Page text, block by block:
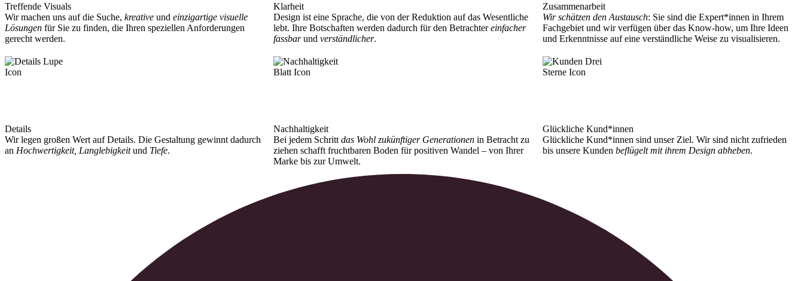
Treffende Visuals
Wir machen uns auf die Suche, kreative und einzigartige visuelle
Lösungen für Sie zu finden, die Ihren speziellen Anforderungen
gerecht werden.
Klarheit
Design ist eine Sprache, die von der Reduktion auf das Wesentliche
lebt. Ihre Botschaften werden dadurch für den Betrachtereinfacher
fassbarund verständlicher.
Zusammen­arbeit
Wir schätzen den Austausch: Sie sind die Expert*innen in Ihrem
Fachgebiet und wir verfügen über das Know-how, um Ihre Ideen
und Erkenntnisse auf eine verständliche Weise zu visualisieren.
Details
Wir legen großen Wert auf Details. Die Gestaltung gewinnt dadurch
an Hoch­wertig­keit, Lang­lebig­keitund Tiefe.
Nach­haltig­keit
Bei jedem Schrittdas Wohl zukünftiger Generationen in Betracht zu
ziehen schafft fruchtbaren Boden für positiven Wandel – von Ihrer
Marke bis zur Umwelt.
Glückliche Kund*innen
Glückliche Kund*innen sind unser Ziel. Wir sind nicht zufrieden
bis unsere Kunden beflügelt mit ihrem Design abheben.